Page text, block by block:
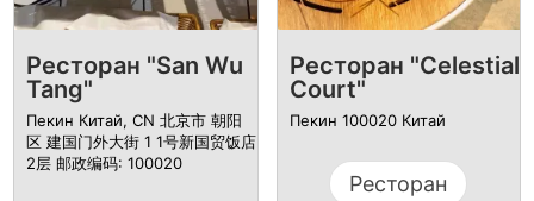
Ресторан "San Wu
Tang"
Пекин Китай, CN 北京市 朝阳
区 建国门外大街 1 1号新国贸饭店
2层 邮政编码: 100020
Ресторан "Celestial
Court"
Пекин 100020 Китай
Ресторан